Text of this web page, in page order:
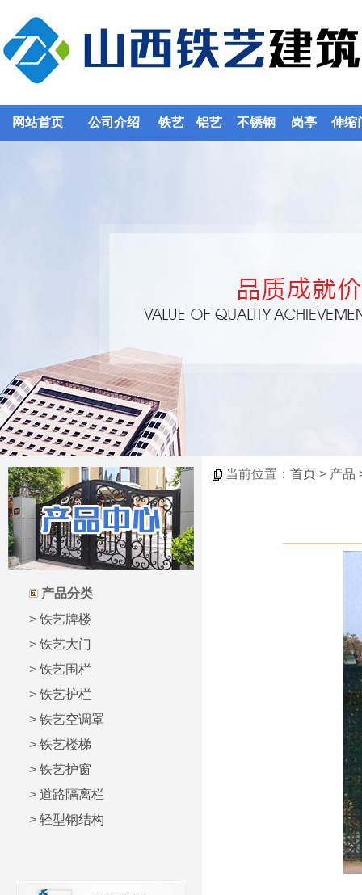
网站首页 公司介绍 铁艺 铝艺 不锈钢 岗亭 伸缩
产品分类
> 铁艺牌楼
> 铁艺大门
> 铁艺围栏
> 铁艺护栏
> 铁艺空调罩
> 铁艺楼梯
> 铁艺护窗
> 道路隔离栏
> 轻型钢结构
当前位置： 首页 > 产品